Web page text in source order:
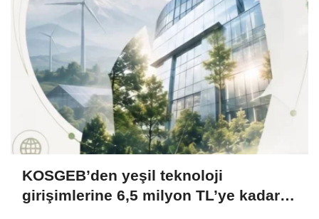
KOSGEB’den yeşil teknoloji
girişimlerine 6,5 milyon TL’ye kadar